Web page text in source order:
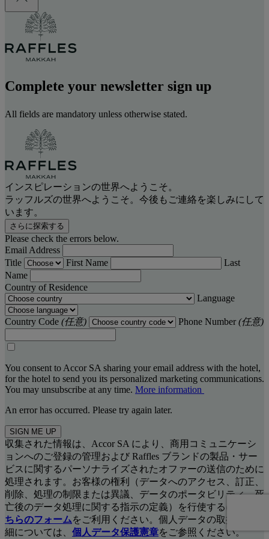
Complete your newsletter sign up
All fields are mandatory unless otherwise stated.
インスピレーションの世界へようこそ。
ラッフルズの世界へようこそ。今後もご連絡を楽しみにして
います。
さらに探索する
Please check the errors below.
Email Address
Title
First Name
Last
Name
Country of Residence
Language
Country Code (任意) Phone Number (任意)
You consent to Accor SA sharing your email address with the hotel,
for the hotel to send you its personalized marketing communications.
You may unsubscribe at any time. More information
An error has occurred. Please try again later.
SIGN ME UP
収集された情報は、Accor SA により、商用コミュニケーシ
ョンへのご登録の管理および Raffles ブランドの製品・サー
ビスに関するパーソナライズされたオファーの送信のために
処理されます。お客様の権利（データへのアクセス、訂正、
削除、処理の制限または異議、データのポータビリティ、死
亡後のデータ処理に関する指示の定義）を行使するには、
ちらのフォームをご利用ください。個人データの取扱いの詳
細については、 個人データ保護憲章をご参照ください。